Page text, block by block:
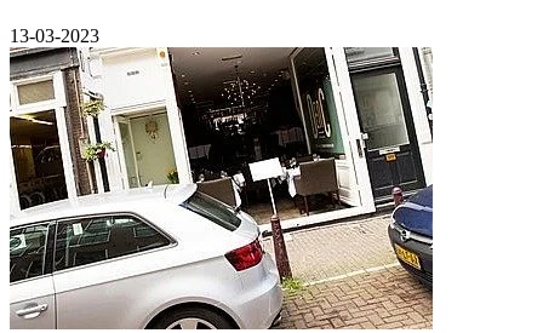
13-03-2023